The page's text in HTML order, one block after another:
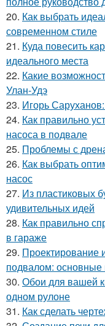
20. Как выбрать
современном стиле
21. Куда повесить
идеального места
22. Какие
Улан-Удэ
23. Игорь
24. Как правильно
насоса в подвале
25. Проблемы с
26. Как выбрать
насос
27. Из пластиковых
удивительных идей
28. Как правильно
в гараже
29. Проектирование
подвалом:
30. Обои для вашей
одном рулоне
31. Как сделать